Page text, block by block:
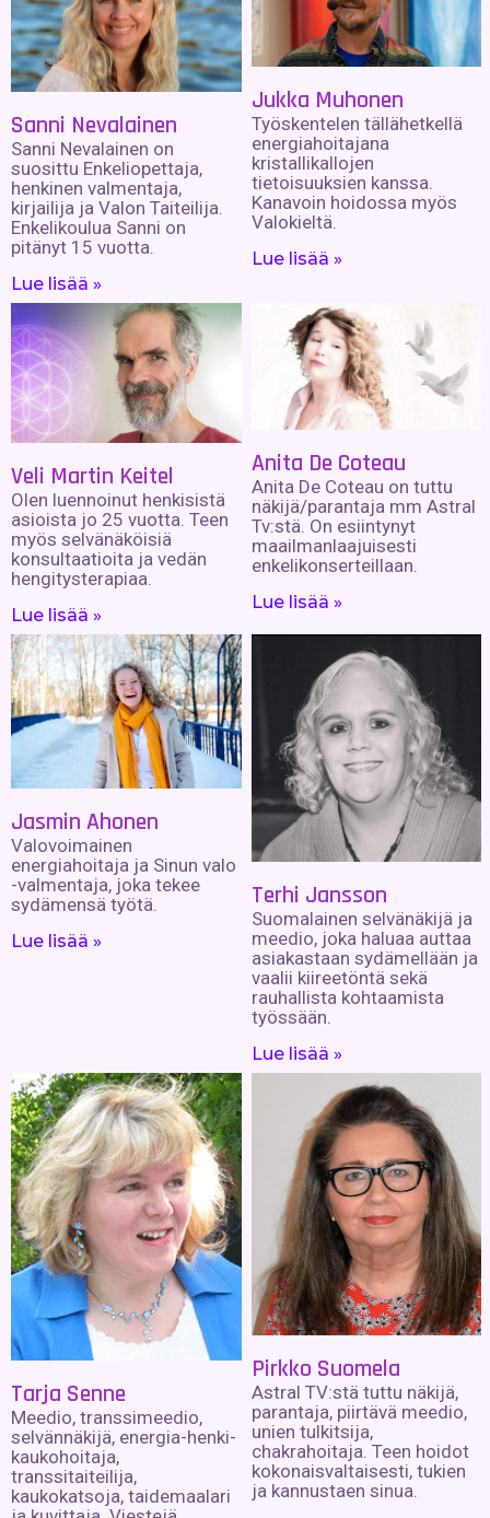
Sanni Nevalainen
Sanni Nevalainen on
suosittu Enkeliopettaja,
henkinen valmentaja,
kirjailija ja Valon Taiteilija.
Enkelikoulua Sanni on
pitänyt 15 vuotta.
Lue lisää »
Jukka Muhonen
Työskentelen tällähetkellä
energiahoitajana
kristallikallojen
tietoisuuksien kanssa.
Kanavoin hoidossa myös
Valokieltä.
Lue lisää »
Veli Martin Keitel
Olen luennoinut henkisistä
asioista jo 25 vuotta. Teen
myös selvänäköisiä
konsultaatioita ja vedän
hengitysterapiaa.
Lue lisää »
Anita De Coteau
Anita De Coteau on tuttu
näkijä/parantaja mm Astral
Tv:stä. On esiintynyt
maailmanlaajuisesti
enkelikonserteillaan.
Lue lisää »
Jasmin Ahonen
Valovoimainen
energiahoitaja ja Sinun valo
-valmentaja, joka tekee
sydämensä työtä.
Lue lisää »
Terhi Jansson
Suomalainen selvänäkijä ja
meedio, joka haluaa auttaa
asiakastaan sydämellään ja
vaalii kiireetöntä sekä
rauhallista kohtaamista
työssään.
Lue lisää »
Tarja Senne
Meedio, transsimeedio,
selvännäkijä, energia-henki-
kaukohoitaja,
transsitaiteilija,
kaukokatsoja, taidemaalari
Pirkko Suomela
Astral TV:stä tuttu näkijä,
parantaja, piirtävä meedio,
unien tulkitsija,
chakrahoitaja. Teen hoidot
kokonaisvaltaisesti, tukien
ja kannustaen sinua.